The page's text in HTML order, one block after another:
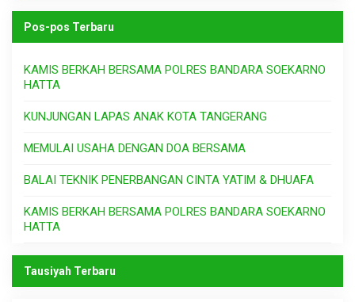
Pos-pos Terbaru
KAMIS BERKAH BERSAMA POLRES BANDARA SOEKARNO
HATTA
KUNJUNGAN LAPAS ANAK KOTA TANGERANG
MEMULAI USAHA DENGAN DOA BERSAMA
BALAI TEKNIK PENERBANGAN CINTA YATIM & DHUAFA
KAMIS BERKAH BERSAMA POLRES BANDARA SOEKARNO
HATTA
Tausiyah Terbaru